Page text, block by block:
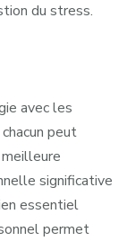
du stress.
avec les
peut
significative
essentiel
permet